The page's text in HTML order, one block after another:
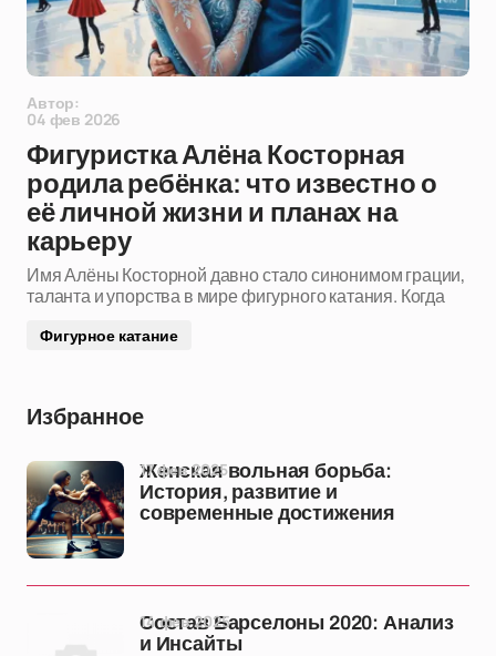
Автор:
04 фев 2026
Фигуристка Алёна Косторная
родила ребёнка: что известно о
её личной жизни и планах на
карьеру
Имя Алёны Косторной давно стало синонимом грации,
таланта и упорства в мире фигурного катания. Когда
Фигурное катание
Избранное
Женская вольная борьба:
История, развитие и
современные достижения
17 фев 2025
Состав Барселоны 2020: Анализ
и Инсайты
14 фев 2025